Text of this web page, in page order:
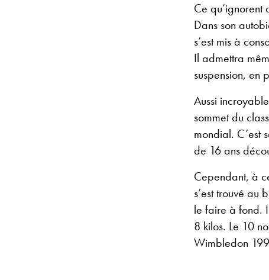
Ce qu’ignorent
Dans son
s’est mis à
Il admettra
suspension, en
Aussi
sommet du
mondial. C’est
de 16 ans
Cependant, à
s’est trouvé
le faire à fond.
8 kilos. Le 10
Wimbledon